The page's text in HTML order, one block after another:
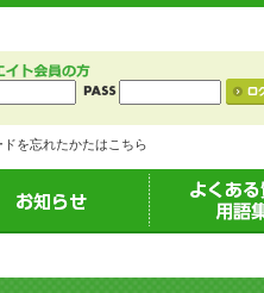
を忘れたかたはこちら